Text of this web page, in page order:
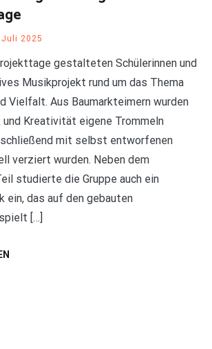
Juli 2025
gestalteten Schülerinnen und
Musikprojekt rund um das Thema
Vielfalt. Aus Baumarkteimern wurden
Kreativität eigene Trommeln
mit selbst entworfenen
verziert wurden. Neben dem
studierte die Gruppe auch ein
ein, das auf den gebauten
[…]